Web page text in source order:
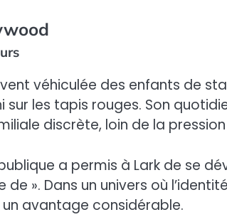
véhiculée des enfants de
sur les tapis rouges. Son
discrète, loin de la
a permis à Lark de se
de ». Dans un univers où
avantage considérable.